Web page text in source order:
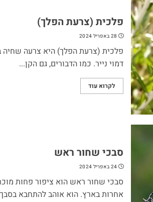
פלכית (צרעת הפלך)
28 באפריל 2024
פלכית (צרעת הפלך) היא צרעה שחיה
דמוי נייר. כמו הדבורים, גם הקן...
לקרוא עוד
סבכי שחור ראש
24 באפריל 2024
סבכי שחור ראש הוא ציפור פחות
אחרות בארץ. הוא אוהב להתחבא